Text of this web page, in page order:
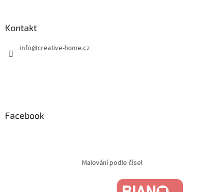
Kontakt
info@creative-home.cz
Facebook
Malování podle čísel